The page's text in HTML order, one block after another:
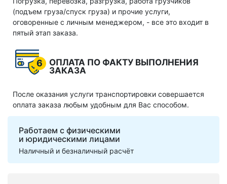
(подъем груза/спуск груза) и прочие услуги,
оговоренные с личным менеджером, - все это входит в
пятый этап заказа.
6
ОПЛАТА ПО ФАКТУ ВЫПОЛНЕНИЯ
ЗАКАЗА
После оказания услуги транспортировки совершается
оплата заказа любым удобным для Вас способом.
Работаем с физическими
и юридическими лицами
Наличный и безналичный расчёт